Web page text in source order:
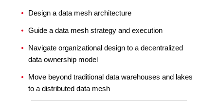
Design a data mesh architecture
Guide a data mesh strategy and execution
Navigate organizational design to a decentralized
data ownership model
Move beyond traditional data warehouses and lakes
to a distributed data mesh